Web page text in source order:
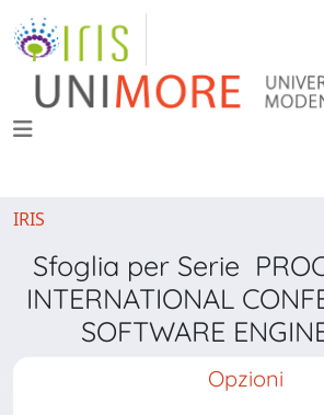
IRIS
Sfoglia per Serie
INTERNATIONAL
SOFTWARE
Opzioni